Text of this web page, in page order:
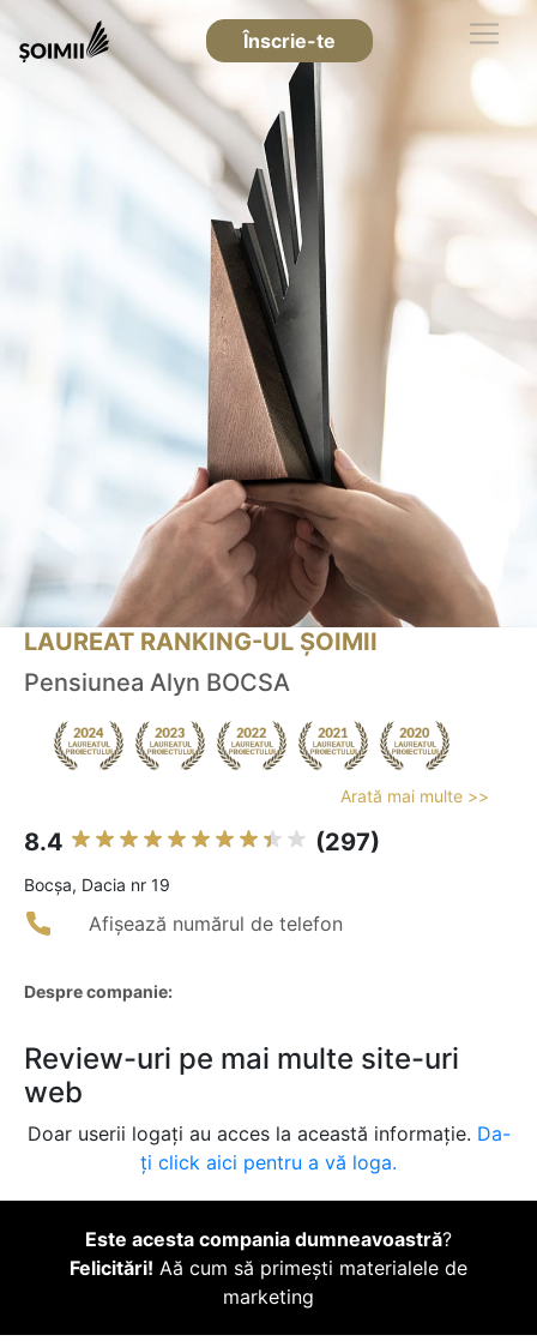
Înscrie-te
LAUREAT RANKING-UL ȘOIMII
Pensiunea Alyn BOCSA
Arată mai multe >>
8.4 (297)
Bocşa, Dacia nr 19
Afișează numărul de telefon
Despre companie:
Review-uri pe mai multe site-uri
web
Doar userii logați au acces la această informație. Da-
ți click aici pentru a vă loga.
Este acesta compania dumneavoastră?
Felicitări! Aă cum să primești materialele de
marketing